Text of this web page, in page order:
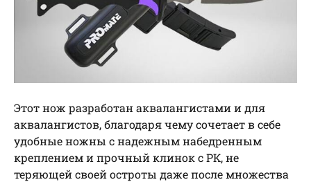
Этот нож разработан аквалангистами и для
аквалангистов, благодаря чему сочетает в себе
удобные ножны с надежным набедренным
креплением и прочный клинок с РК, не
теряющей своей остроты даже после множества